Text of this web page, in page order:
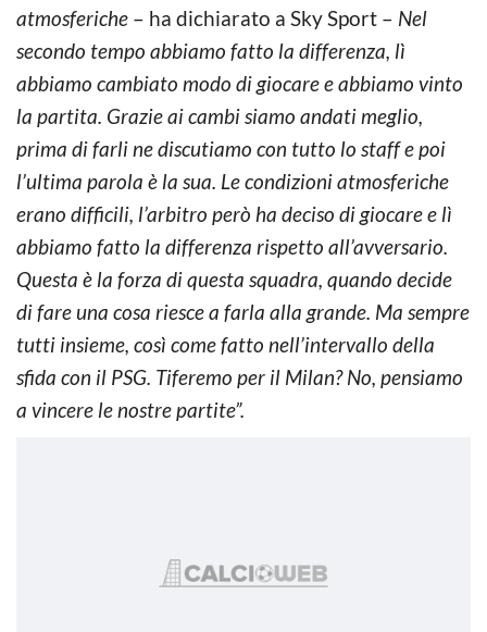
atmosferiche – ha dichiarato a Sky Sport – Nel
secondo tempo abbiamo fatto la differenza, lì
abbiamo cambiato modo di giocare e abbiamo vinto
la partita. Grazie ai cambi siamo andati meglio,
prima di farli ne discutiamo con tutto lo staff e poi
l’ultima parola è la sua. Le condizioni atmosferiche
erano difficili, l’arbitro però ha deciso di giocare e lì
abbiamo fatto la differenza rispetto all’avversario.
Questa è la forza di questa squadra, quando decide
di fare una cosa riesce a farla alla grande. Ma sempre
tutti insieme, così come fatto nell’intervallo della
sfida con il PSG. Tiferemo per il Milan? No, pensiamo
a vincere le nostre partite”.